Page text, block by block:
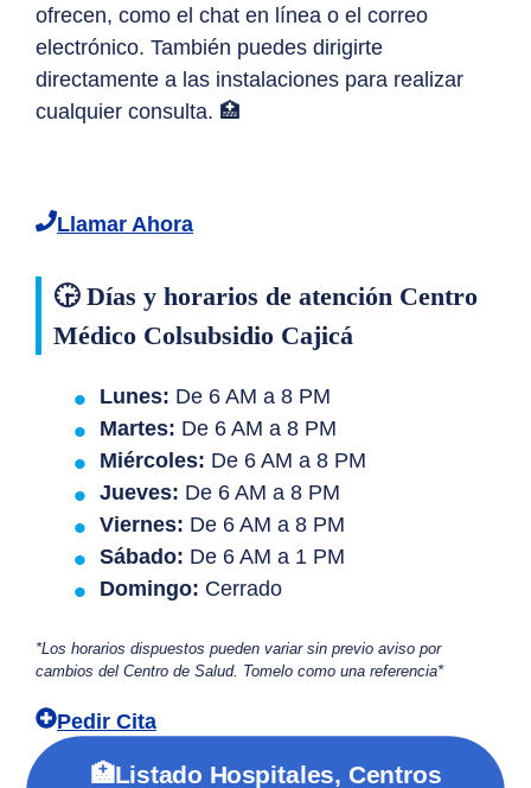
ofrecen, como el chat en línea o el correo
electrónico. También puedes dirigirte
directamente a las instalaciones para realizar
cualquier consulta. 🏥
Llamar Ahora
🕞 Días y horarios de atención Centro
Médico Colsubsidio Cajicá
Lunes: De 6 AM a 8 PM
Martes: De 6 AM a 8 PM
Miércoles: De 6 AM a 8 PM
Jueves: De 6 AM a 8 PM
Viernes: De 6 AM a 8 PM
Sábado: De 6 AM a 1 PM
Domingo: Cerrado
*Los horarios dispuestos pueden variar sin previo aviso por
cambios del Centro de Salud. Tomelo como una referencia*
Pedir Cita
🏥Listado Hospitales, Centros